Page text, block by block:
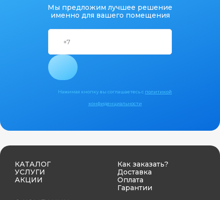
Мы предложим лучшее решение
именно для вашего помещения
Нажимая кнопку вы соглашаетесь с политикой
конфиденциальности
КАТАЛОГ
УСЛУГИ
АКЦИИ
Как заказать?
Доставка
Оплата
Гарантии